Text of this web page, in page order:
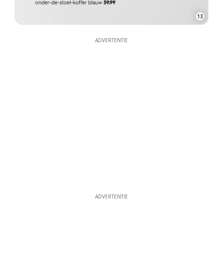
13
ADVERTENTIE
ADVERTENTIE